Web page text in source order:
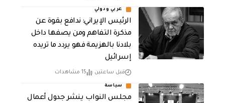
عربي ودولي
الرئيس الإيراني: ندافع بقوة عن
مذكرة التفاهم ومن يصفها داخل
بلادنا بالهزيمة فهو يردد ما تريده
إسرائيل
قبل ساعتين 15 مشاهدات
سياسة
مجلس النواب ينشر جدول أعمال